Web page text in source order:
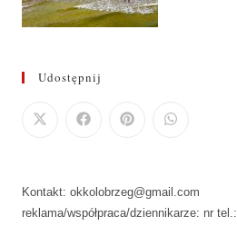
Udostępnij
Kontakt: okkolobrzeg@gmail.com
reklama/współpraca/dziennikarze: nr tel.: